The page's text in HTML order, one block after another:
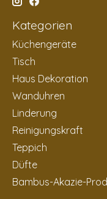
Kategorien
Küchengeräte
Tisch
Haus Dekoration
Wanduhren
Linderung
Reinigungskraft
Teppich
Düfte
Bambus-Akazie-